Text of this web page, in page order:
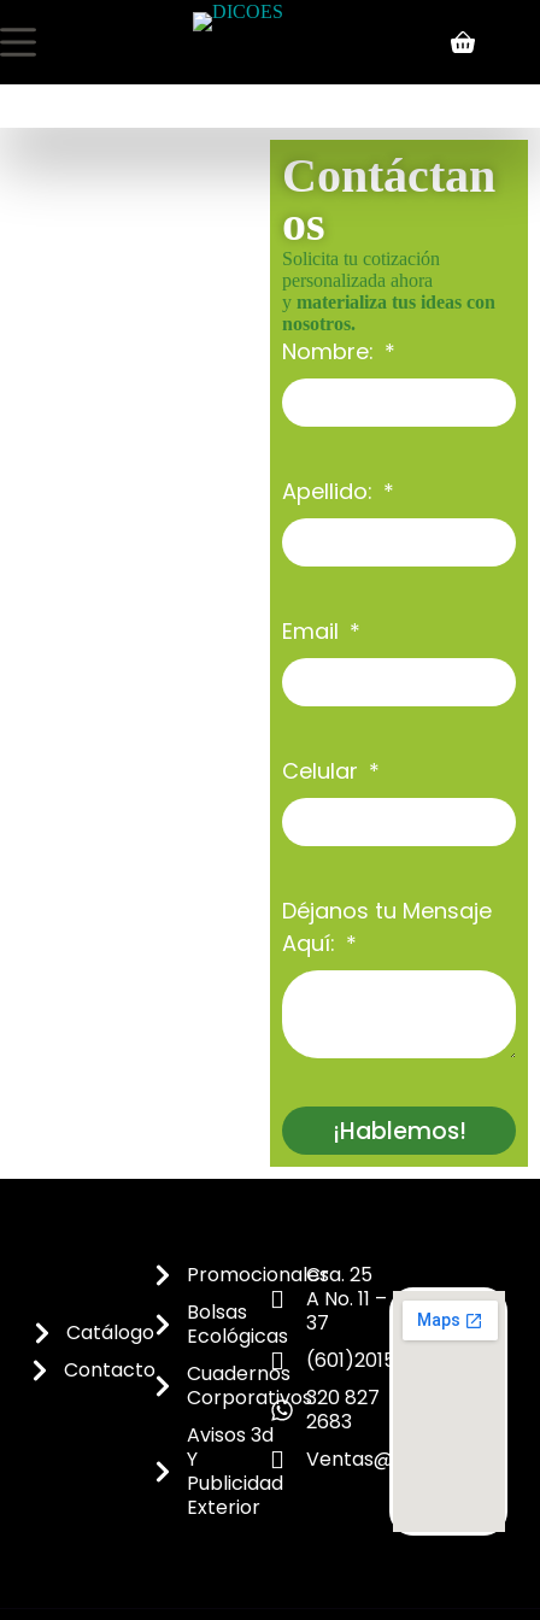
Contáctan
os
Solicita tu cotización
personalizada ahora
y materializa tus ideas con
nosotros.
Nombre:
Apellido:
Email
Celular
Déjanos tu Mensaje
Aquí:
¡Hablemos!
Catálogo
Contacto
Promocionales
Bolsas
Ecológicas
Cuadernos
Corporativos
Avisos 3d
Y
Publicidad
Exterior
Cra. 25
A No. 11 –
37
(601)2015300
320 827
2683
Ventas@dicoes.co